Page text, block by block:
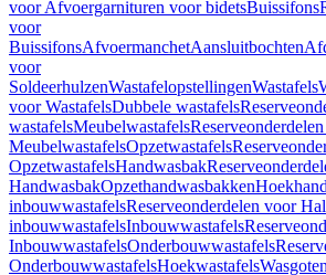
voor Afvoergarnituren voor bidetsBuissifons
voor
BuissifonsAfvoermanchetAansluitbochten
voor
SoldeerhulzenWastafelopstellingenWastafels
voor WastafelsDubbele wastafels
wastafelsMeubelwastafels
MeubelwastafelsOpzetwastafels
OpzetwastafelsHandwasbak
HandwasbakOpzethandwasbakken
inbouwwastafelsReserveonderdelen voor
inbouwwastafelsInbouwwastafels
InbouwwastafelsOnderbouwwastafels
OnderbouwwastafelsHoekwastafelsWasgoten